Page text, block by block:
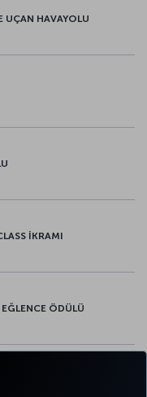
UÇAN HAVAYOLU
İKRAMI
ÖDÜLÜ